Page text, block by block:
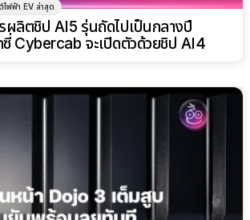
ฟฟ้า EV ล่าสุด
ผลิตชิป AI5 รุ่นถัดไปเป็นกลางปี
ซี่ Cybercab จะเปิดตัวด้วยชิป AI4